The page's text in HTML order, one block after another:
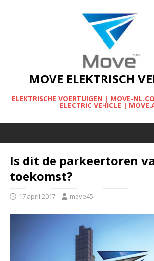
MOVE ELEKTRISCH
ELEKTRISCHE VOERTUIGEN | MOVE-
ELECTRIC VEHICLE |
Is dit de parkeertoren
toekomst?
17 april 2017 move45